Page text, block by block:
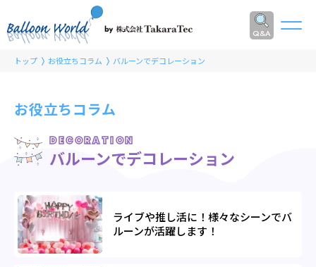
Q&A
トップ お役立ちコラム バルーンでデコレーション
お役立ちコラム
DECORATION
バルーンでデコレーション
ライブや推し活に！様々なシーンでバ
ルーンが活躍します！